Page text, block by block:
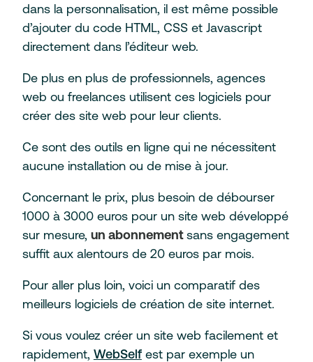
dans la personnalisation, il est même possible
d’ajouter du code HTML, CSS et Javascript
directement dans l’éditeur web.
De plus en plus de professionnels, agences
web ou freelances utilisent ces logiciels pour
créer des site web pour leur clients.
Ce sont des outils en ligne qui ne nécessitent
aucune installation ou de mise à jour.
Concernant le prix, plus besoin de débourser
1000 à 3000 euros pour un site web développé
sur mesure, un abonnementsans engagement
suffit aux alentours de 20 euros par mois.
Pour aller plus loin, voici un comparatif des
meilleurs logiciels de création de site internet.
Si vous voulez créer un site web facilement et
rapidement, WebSelfest par exemple un